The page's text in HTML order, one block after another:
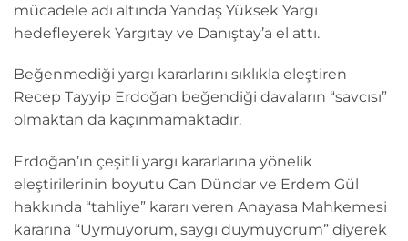
mücadele adı altında Yandaş Yüksek Yargı
hedefleyerek Yargıtay ve Danıştay’a el attı.
Beğenmediği yargı kararlarını sıklıkla eleştiren
Recep Tayyip Erdoğan beğendiği davaların “savcısı”
olmaktan da kaçınmamaktadır.
Erdoğan’ın çeşitli yargı kararlarına yönelik
eleştirilerinin boyutu Can Dündar ve Erdem Gül
hakkında “tahliye” kararı veren Anayasa Mahkemesi
kararına “Uymuyorum, saygı duymuyorum” diyerek